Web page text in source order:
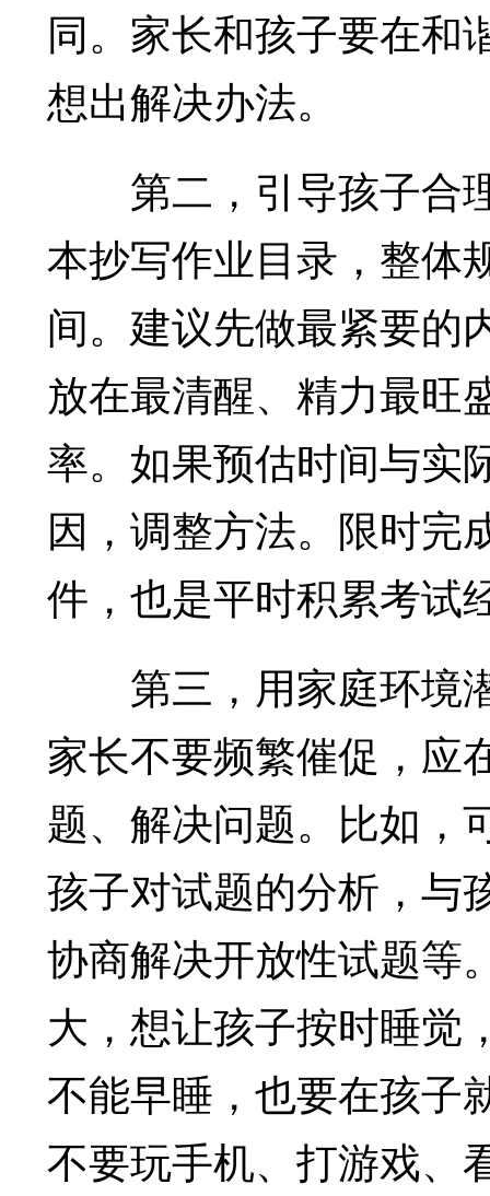
同。家长和孩子要在和
想出解决办法。
第二，引导孩子合
本抄写作业目录，整体
间。建议先做最紧要的
放在最清醒、精力最旺
率。如果预估时间与实
因，调整方法。限时完
件，也是平时积累考试
第三，用家庭环境
家长不要频繁催促，应
题、解决问题。比如，
孩子对试题的分析，与
协商解决开放性试题等
大，想让孩子按时睡觉
不能早睡，也要在孩子
不要玩手机、打游戏、